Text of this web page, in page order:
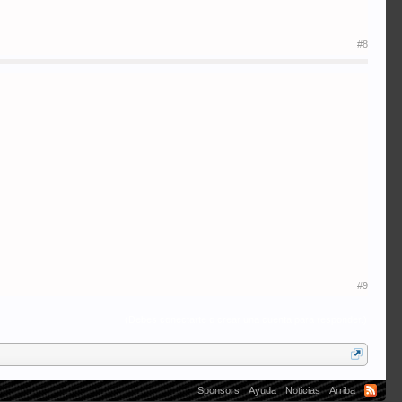
#8
#9
Sponsors Ayuda Noticias Arriba